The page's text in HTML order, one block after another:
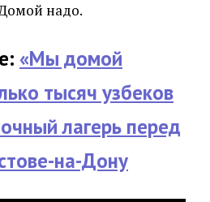
надо.
«Мы домой
тысяч узбеков
лагерь перед
на-Дону